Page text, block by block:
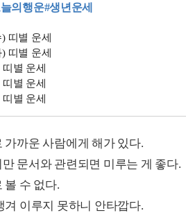
의행운#생년운세
띠별 운세
띠별 운세
별 운세
별 운세
별 운세
가까운 사람에게 해가 있다.
문서와 관련되면 미루는 게 좋다.
볼 수 없다.
겨 이루지 못하니 안타깝다.